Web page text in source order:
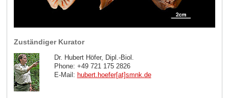
Zuständiger Kurator
Dr. Hubert Höfer, Dipl.-Biol.
Phone: +49 721 175 2826
E-Mail: hubert.hoefer[at]smnk.de